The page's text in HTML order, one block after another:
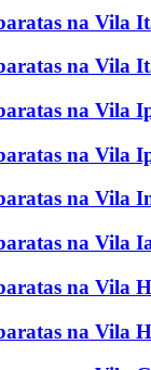
na Vila
na Vila
na Vila
na Vila
na Vila
na Vila
na Vila
na Vila